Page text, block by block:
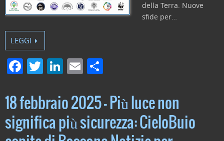
della Terra. Nuove
sfide per…
LEGGI
F
c
e
b
T
itt
er
Li
k
e
dI
E
ai
l
n
di
vi
18 febbraio 2025 – Più luce non
significa più sicurezza: CieloBuio